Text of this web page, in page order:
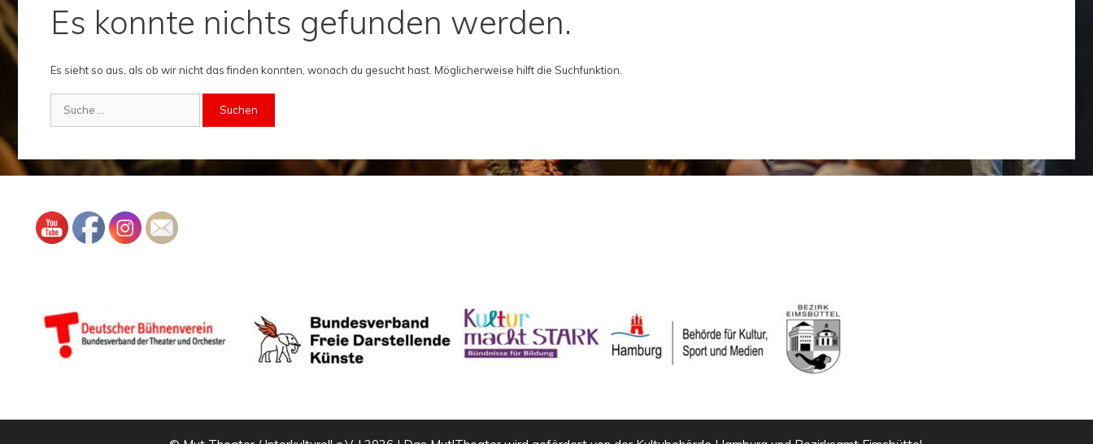
Es konnte nichts gefunden werden.
Es sieht so aus, als ob wir nicht das finden konnten, wonach du gesucht hast. Möglicherweise hilft die Suchfunktion.
nach: